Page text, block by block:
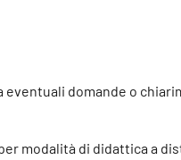
domande o
modalità di didattica a